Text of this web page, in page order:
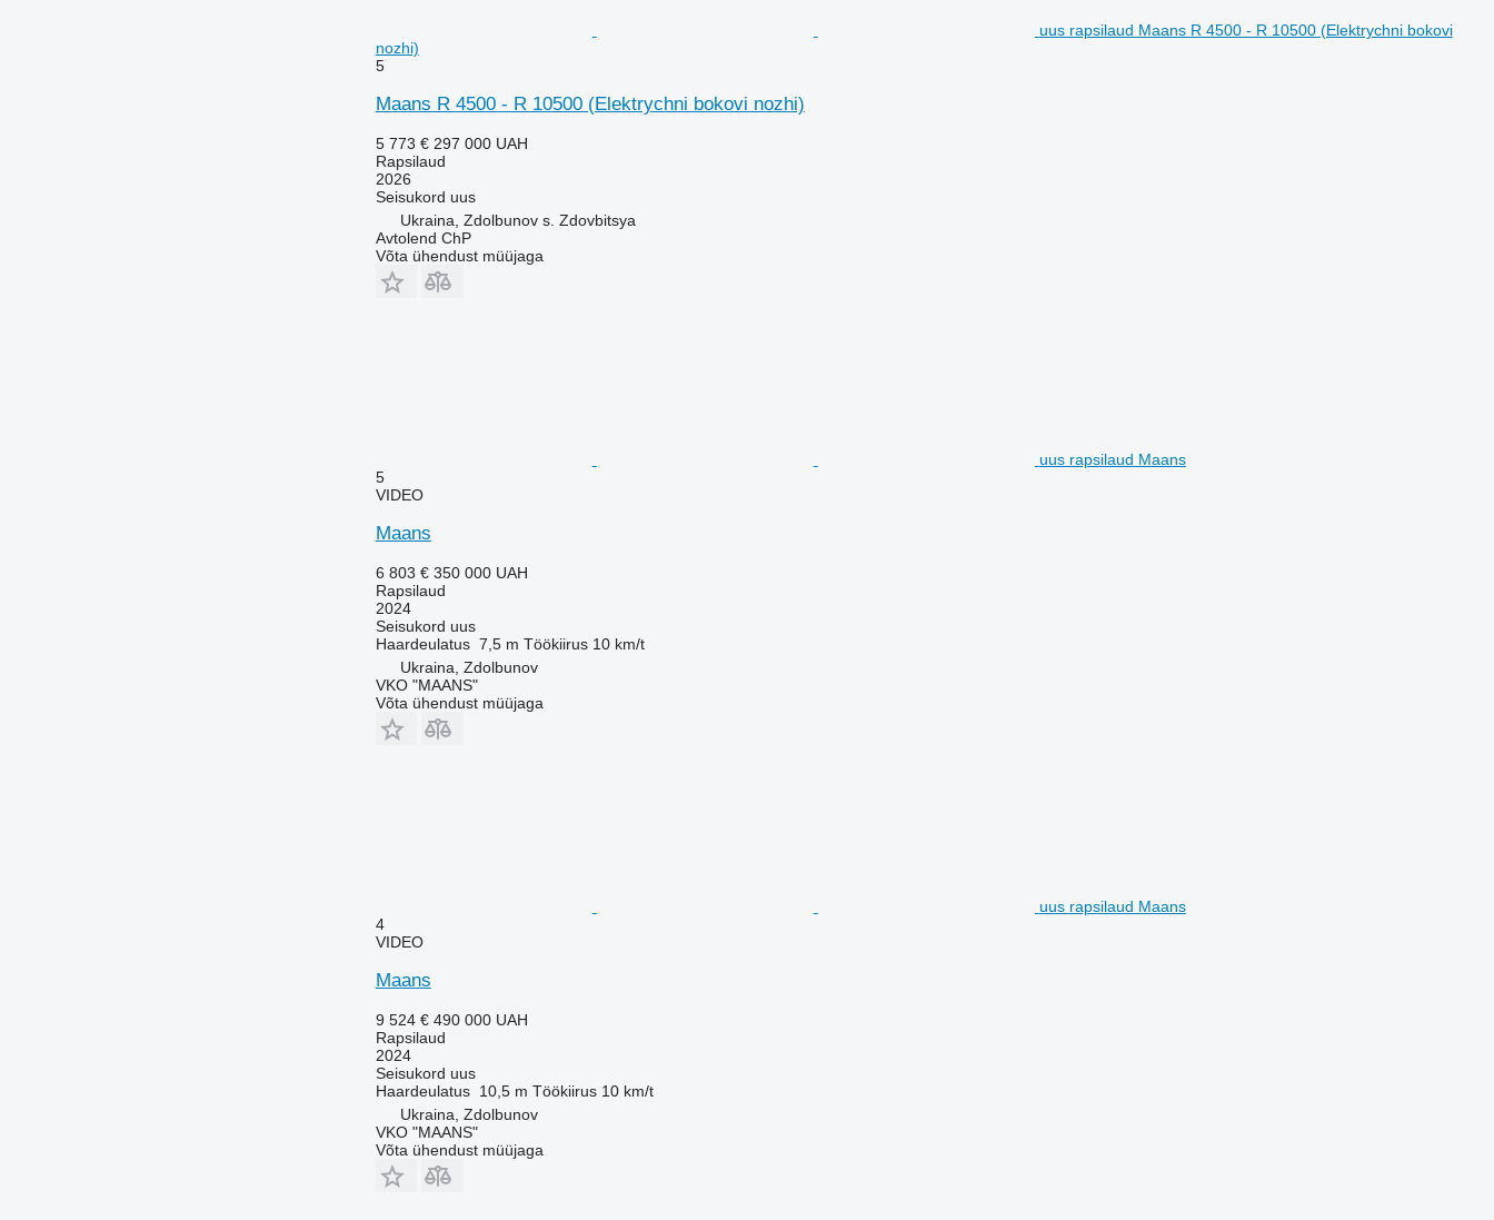
uus rapsilaud Maans R 4500 - R 10500 (Elektrychni bokovi
nozhi)
5
Maans R 4500 - R 10500 (Elektrychni bokovi nozhi)
5 773 € 297 000 UAH
Rapsilaud
2026
Seisukord uus
Ukraina, Zdolbunov s. Zdovbitsya
Avtolend ChP
Võta ühendust müüjaga
uus rapsilaud Maans
5
VIDEO
Maans
6 803 € 350 000 UAH
Rapsilaud
2024
Seisukord uus
Haardeulatus 7,5 m Töökiirus 10 km/t
Ukraina, Zdolbunov
VKO "MAANS"
Võta ühendust müüjaga
uus rapsilaud Maans
4
VIDEO
Maans
9 524 € 490 000 UAH
Rapsilaud
2024
Seisukord uus
Haardeulatus 10,5 m Töökiirus 10 km/t
Ukraina, Zdolbunov
VKO "MAANS"
Võta ühendust müüjaga